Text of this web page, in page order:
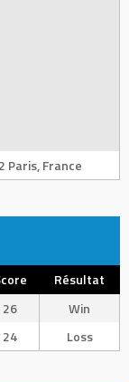
France
Résultat
26
Win
24 Loss